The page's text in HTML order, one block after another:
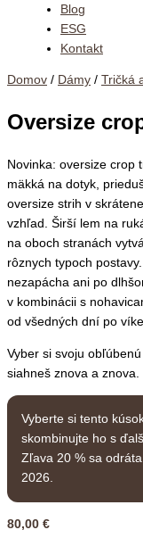
Blog
ESG
Kontakt
Domov / Dámy / Tričká
Oversize
Novinka: oversize crop
mäkká na dotyk,
oversize strih v
vzhľad. Širší lem na
na oboch stranách
rôznych typoch
nezapácha ani po
v kombinácii s
od všedných dní po
Vyber si svoju
siahneš znova a znova.
Vyberte si tento
skombinujte ho s
Zľava 20 % sa
2026.
80,00 €